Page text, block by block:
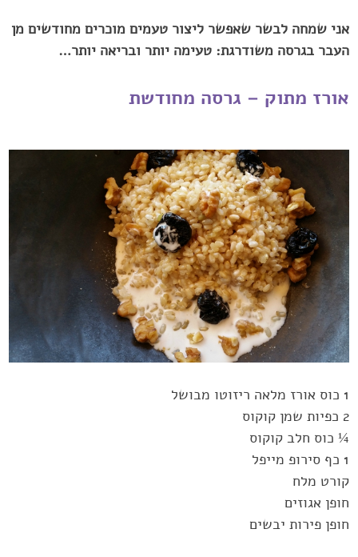
אני שמחה לבשר שאפשר ליצור טעמים מוכרים מחודשים מן
העבר בגרסה ‏משודרגת: טעימה יותר ובריאה יותר…‏
אורז מתוק – גרסה מחודשת
1 כוס אורז מלאה ריזוטו מבושל
‏2 כפיות שמן קוקוס
‏¼ כוס חלב קוקוס
קורט מלח
חופן אגוזים
חופן פירות יבשים